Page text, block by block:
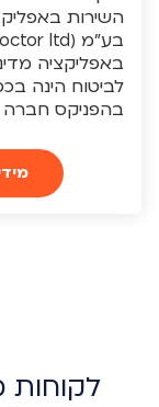
השירות
באפליקציה
לביטוח הינה
בהפניקס